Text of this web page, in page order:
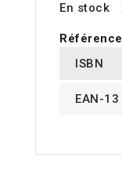
En stock
ISBN
EAN-13